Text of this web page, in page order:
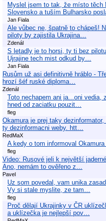
Myslel jsem to tak, že místo těch
Slovensko a tuším Bulharsko
Jan Fiala
Ale vůbec ne, špatně to chápeš!
piloty by zajistila Ukrajina…
Zdenál
S letadly je to horsi, ty ti bez
Ujrajine tech mist odkud by…
Jan Fiala
Rusům už asi definitivně hráblo -
hrozí šéf ruské diploma…
Zdenál
Toto nechapem ani ja...oni vedia,
hned od zaciatku pouzit…
fleg
Okamura je prej taky
ty dezinformacni weby. htt…
RedMaX
A kedy o tom informoval
fleg
Video: Rusové jeli k největší
Ano, nemám to ověřeno z…
Pavel
Uz som povedal, vam unika
Vy si stale myslite, ze tam…
fleg
Proč dělají Ukrajinky v ČR
a uklízečka je nejlepší pov…